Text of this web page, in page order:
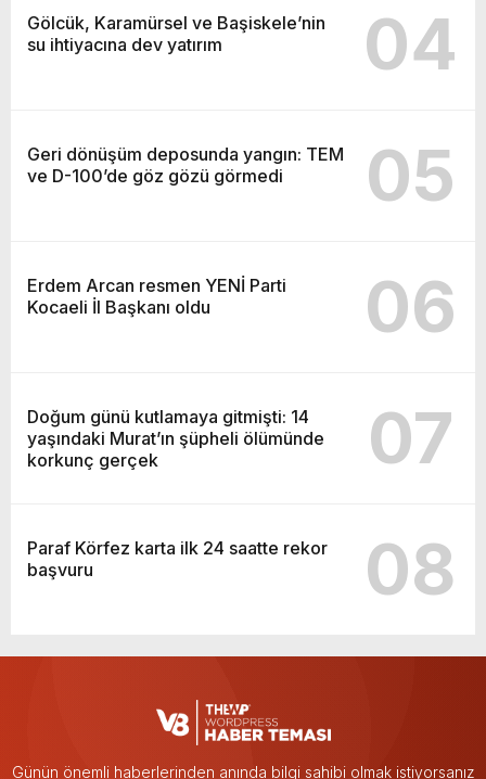
Gölcük, Karamürsel ve Başiskele’nin
su ihtiyacına dev yatırım
04
Geri dönüşüm deposunda yangın: TEM
ve D-100’de göz gözü görmedi
05
Erdem Arcan resmen YENİ Parti
Kocaeli İl Başkanı oldu
06
Doğum günü kutlamaya gitmişti: 14
yaşındaki Murat’ın şüpheli ölümünde
korkunç gerçek
07
Paraf Körfez karta ilk 24 saatte rekor
başvuru
08
Günün önemli haberlerinden anında bilgi sahibi olmak istiyorsanız